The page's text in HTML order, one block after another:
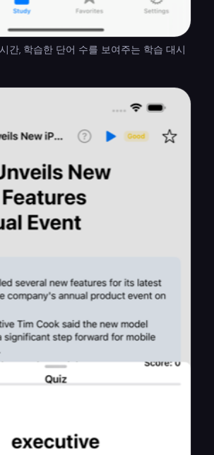
간, 학습한 단어 수를 보여주는 학습 대시